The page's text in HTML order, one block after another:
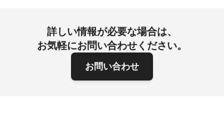
詳しい情報が必要な場合は、
お気軽にお問い合わせください。
お問い合わせ